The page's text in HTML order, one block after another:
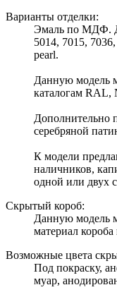
Варианты отделки:
Эмаль по МДФ.
5014, 7015,
pearl.
Данную модель
каталогам RAL,
Дополнительно
серебряной
К модели
наличников,
одной или двух
Скрытый короб:
Данную модель
материал
Возможные цвета
Под покраску,
муар,